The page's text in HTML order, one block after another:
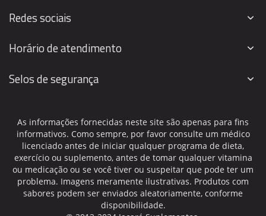
Redes sociais
Horário de atendimento
Selos de segurança
As informações fornecidas neste site são apenas para fins
informativos. Como sempre, por favor consulte um médico
licenciado antes de iniciar qualquer programa de dieta,
exercício ou suplemento, antes de tomar qualquer vitamina
ou medicação ou se você tiver ou suspeitar que pode ter um
problema. Imagens meramente ilustrativas. Produtos com
sabores podem ser enviados aleatoriamente, conforme
disponibilidade.